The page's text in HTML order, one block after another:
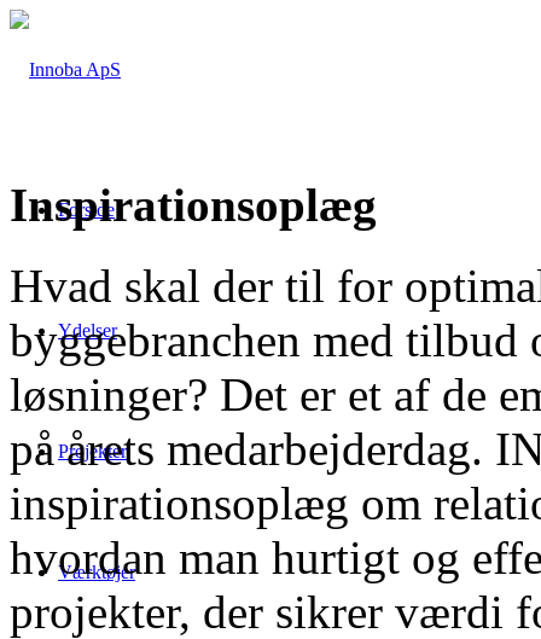
Forside
Ydelser
Projekter
Værktøjer
Inspirationsoplæg
Hvad skal der til for
byggebranchen med
løsninger? Det er et af de
på årets medarbejderdag.
inspirationsoplæg om
hvordan man hurtigt og
projekter, der sikrer værdi